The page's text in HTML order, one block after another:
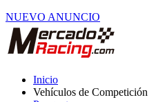
NUEVO ANUNCIO
Inicio
Vehículos de Competición